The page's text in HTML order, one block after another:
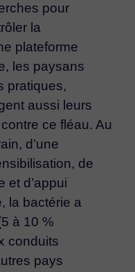
pour
la
plateforme
les paysans
pratiques,
aussi leurs
ce fléau. Au
d’une
de
et d’appui
la bactérie a
à 10 %
conduits
pays